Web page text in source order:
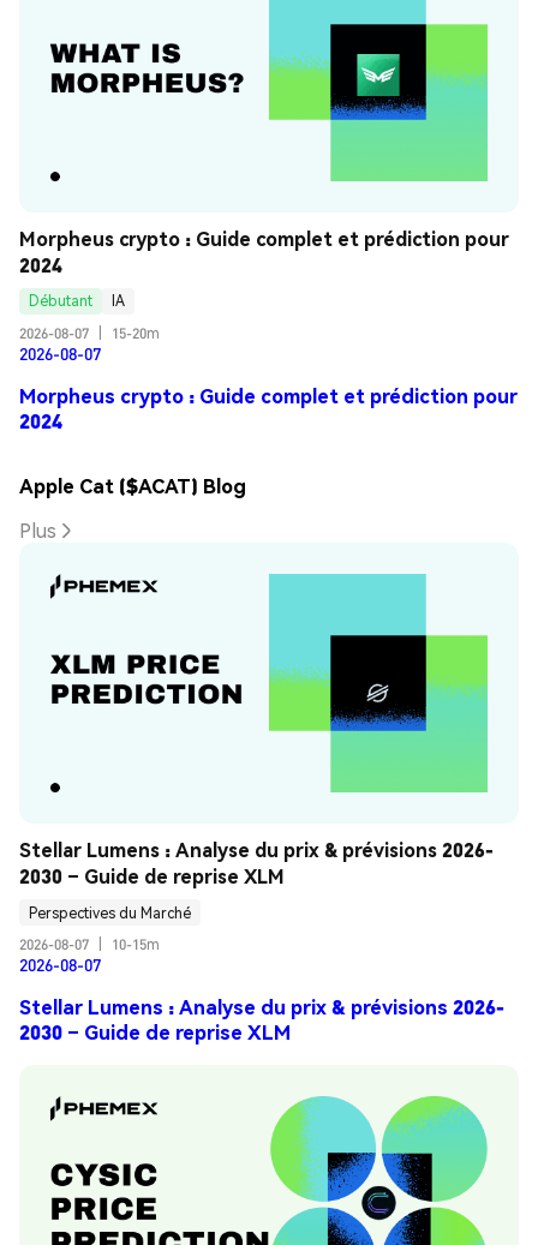
Morpheus crypto : Guide complet et prédiction pour
2024
Débutant
IA
2026-08-07
15-20m
2026-08-07
Morpheus crypto : Guide complet et prédiction pour
2024
Apple Cat ($ACAT) Blog
Plus
Stellar Lumens : Analyse du prix & prévisions 2026-
2030 – Guide de reprise XLM
Perspectives du Marché
2026-08-07
10-15m
2026-08-07
Stellar Lumens : Analyse du prix & prévisions 2026-
2030 – Guide de reprise XLM